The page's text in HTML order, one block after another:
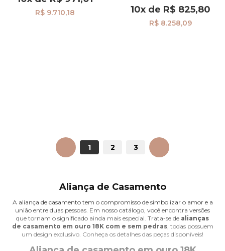
Anatômica com Friso 4,0mm
al40003d2
R$ 9.710,18 10xde R$ 825,80
R$ 8.258,09
ANTERIOR 1 2 3PRÓXIMO
Aliança de Casamento
A aliança de casamento tem o compromisso de simbolizar o amor e a
união entre duas pessoas. Em nosso catálogo, você encontra versões
que tornam o significado ainda mais especial. Trata-se de alianças
de casamento em ouro 18K com e sem pedras, todas possuem
um design exclusivo. Conheça os detalhes das peças disponíveis!